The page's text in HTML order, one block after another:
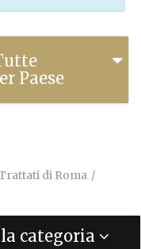
Paese
di Roma
categoria